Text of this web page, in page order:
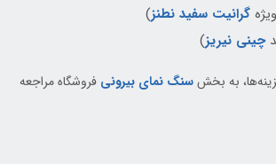
گرانیت سفید نطنز)
چینی نیریز)
به بخشسنگ نمای بیرونی فروشگاه مراجعه